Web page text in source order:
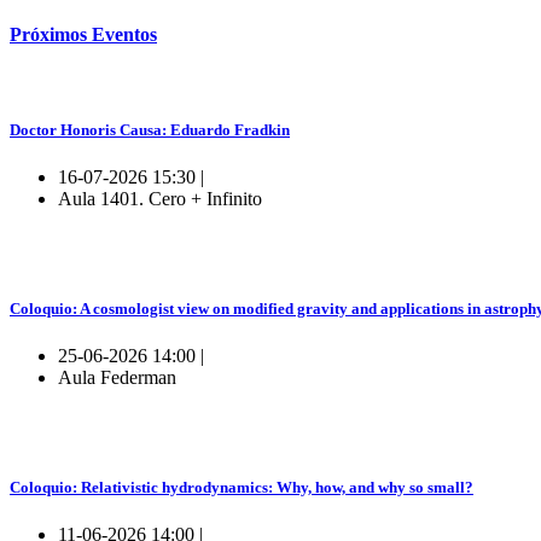
Próximos Eventos
Doctor Honoris Causa: Eduardo Fradkin
16-07-2026 15:30 |
Aula 1401. Cero + Infinito
Coloquio: A cosmologist view on modified gravity and applications in
25-06-2026 14:00 |
Aula Federman
Coloquio: Relativistic hydrodynamics: Why, how, and why so small?
11-06-2026 14:00 |